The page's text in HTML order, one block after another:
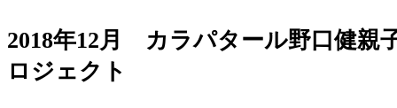
2018年12月 カラパタール野口健親
ロジェクト